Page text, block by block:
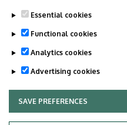
Last update: 2023. 05. 05. 16:57
Essential cookies
Functional cookies
Analytics cookies
Advertising cookies
SAVE PREFERENCES
WITHDRAW CONSENT